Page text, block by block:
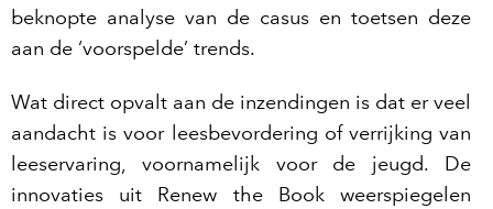
beknopte analyse van de casus en toetsen deze
aan de ‘voorspelde’ trends.
Wat direct opvalt aan de inzendingen is dat er veel
aandacht is voor leesbevordering of verrijking van
leeservaring, voornamelijk voor de jeugd. De
innovaties uit Renew the Book weerspiegelen